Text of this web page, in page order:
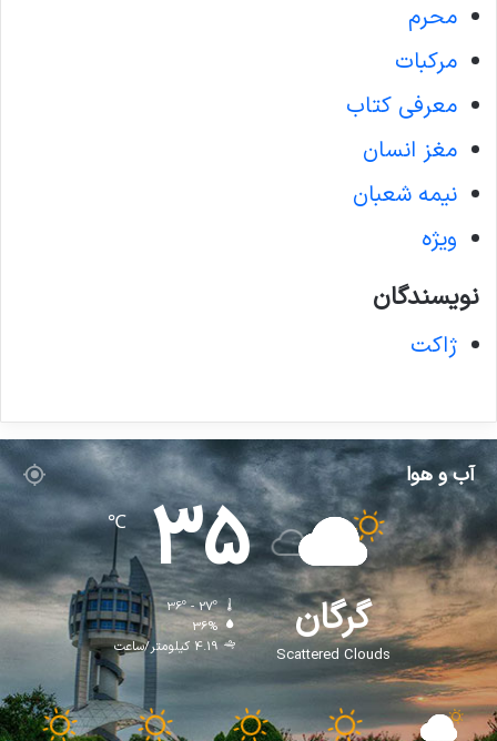
محرم
مرکبات
معرفی کتاب
مغز انسان
نیمه شعبان
ویژه
نویسندگان
ژاکت
آب و هوا
گرگان
Scattered Clouds
35
℃
36º - 27º
36%
4.19 کیلومتر/ساعت